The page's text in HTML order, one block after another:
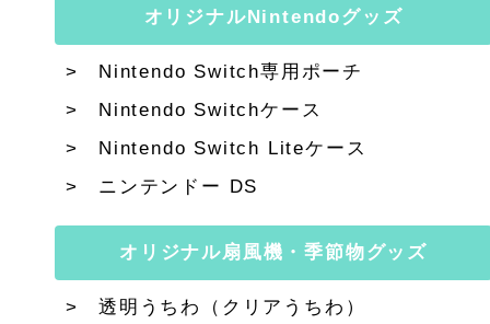
オリジナルNintendoグッズ
Nintendo Switch専用ポーチ
Nintendo Switchケース
Nintendo Switch Liteケース
ニンテンドー DS
オリジナル扇風機・季節物グッズ
透明うちわ（クリアうちわ）